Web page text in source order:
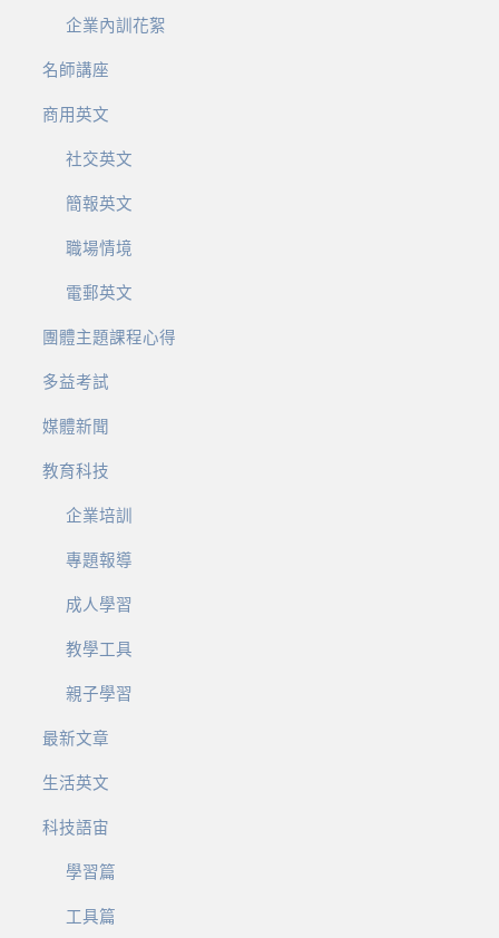
企業內訓花絮
名師講座
商用英文
社交英文
簡報英文
職場情境
電郵英文
團體主題課程心得
多益考試
媒體新聞
教育科技
企業培訓
專題報導
成人學習
教學工具
親子學習
最新文章
生活英文
科技語宙
學習篇
工具篇